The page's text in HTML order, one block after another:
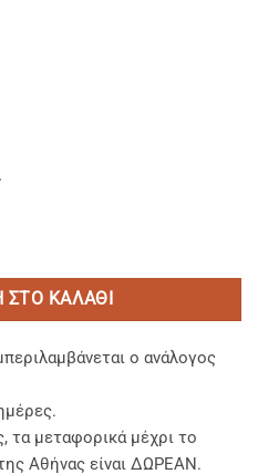
να 1/1 17cm. ποσότητα
ΚΑΛΆΘΙ
ο ανάλογος
τα μεταφορικά μέχρι το
Αθήνας είναι ΔΩΡΕΑΝ.